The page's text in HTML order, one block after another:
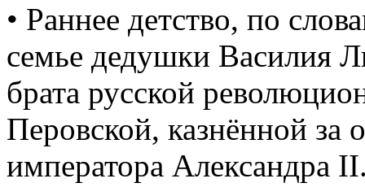
• Раннее детство, по
семье дедушки Василия
брата русской
Перовской, казнённой за
императора Александра